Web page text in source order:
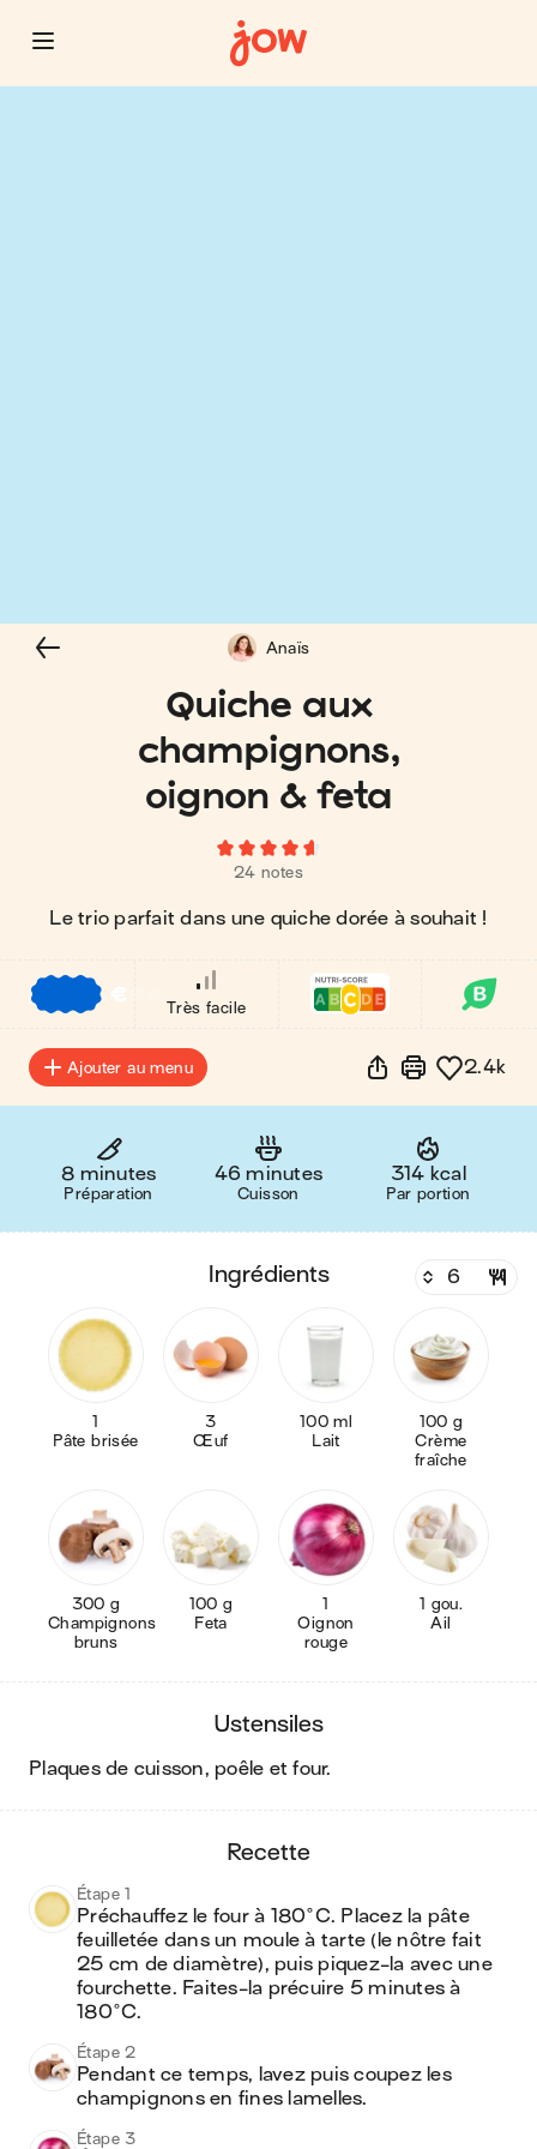
Quiche aux
champignons,
oignon & feta
24 notes
Le trio parfait dans une quiche dorée à souhait !
Anaïs
€
Très facile
Ajouter au menu 2.4k
8 minutes
Préparation
46 minutes
Cuisson
314 kcal
Par portion
ingrédients
1
Pâte brisée
3
Œuf
100 ml
Lait
100 g
Crème
fraîche
300 g
Champignons
bruns
100 g
Feta
1
Oignon
rouge
1 gou.
Ail
ustensiles
plaques de cuisson, poêle et four.
recette
Étape 1
Préchauffez le four à 180°C. Placez la pâte
feuilletée dans un moule à tarte (le nôtre fait
25 cm de diamètre), puis piquez-la avec une
fourchette. Faites-la précuire 5 minutes à
180°C.
Étape 2
Pendant ce temps, lavez puis coupez les
champignons en fines lamelles.
Étape 3